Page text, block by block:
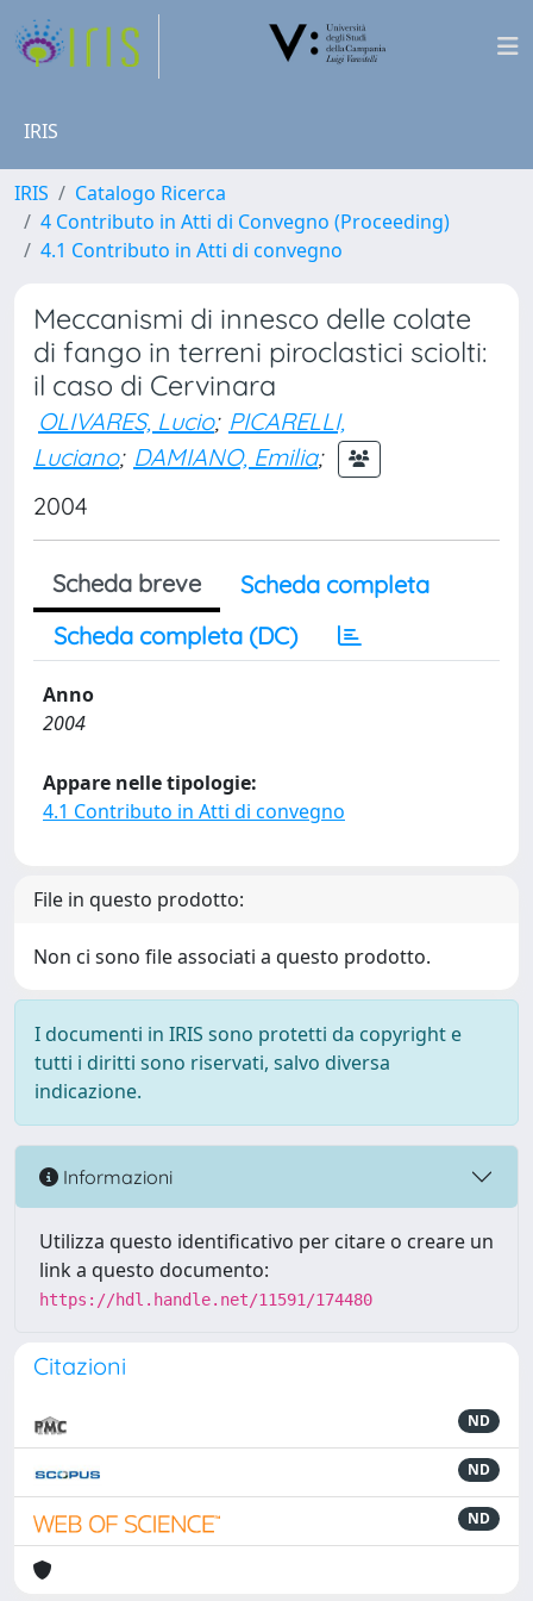
IRIS
IRIS
Catalogo Ricerca
4 Contributo in Atti di Convegno (Proceeding)
4.1 Contributo in Atti di convegno
Meccanismi di innesco delle colate
di fango in terreni piroclastici sciolti:
il caso di Cervinara
OLIVARES, Lucio; PICARELLI,
Luciano; DAMIANO, Emilia;
2004
Scheda breve
Scheda completa
Scheda completa (DC)
Anno
2004
Appare nelle tipologie:
4.1 Contributo in Atti di convegno
File in questo prodotto:
Non ci sono file associati a questo prodotto.
I documenti in IRIS sono protetti da copyright e
tutti i diritti sono riservati, salvo diversa
indicazione.
Informazioni
Utilizza questo identificativo per citare o creare un
link a questo documento:
https://hdl.handle.net/11591/174480
Citazioni
ND
ND
ND